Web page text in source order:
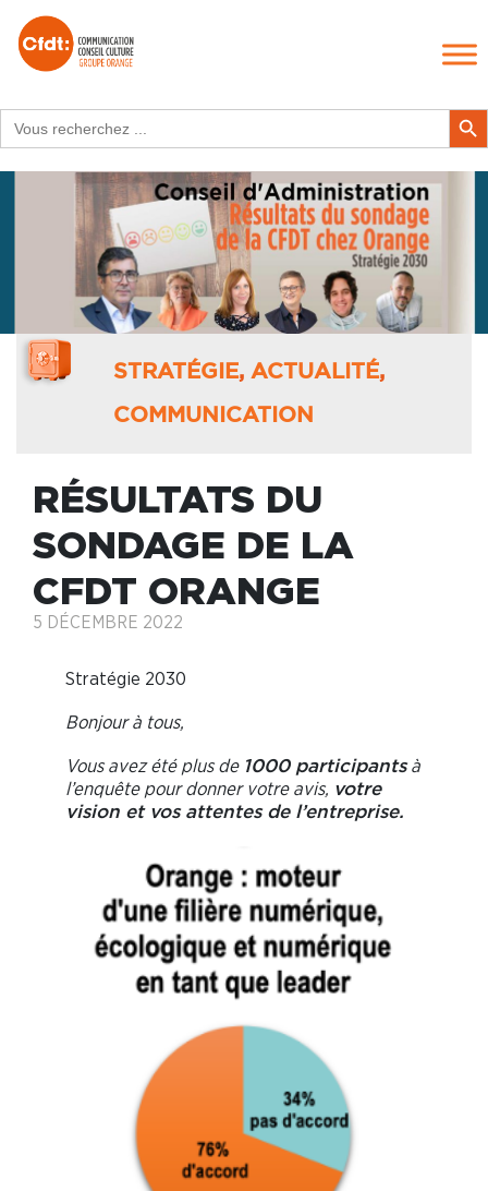
for:
Search
STRATÉGIE, ACTUALITÉ,
COMMUNICATION
RÉSULTATS DU
SONDAGE DE LA
CFDT ORANGE
5 DÉCEMBRE 2022
Stratégie 2030
Bonjour à tous,
Vous avez été plus de 1000 participantsà
l’enquête pour donner votre avis, votre
vision et vos attentes de l’entreprise.